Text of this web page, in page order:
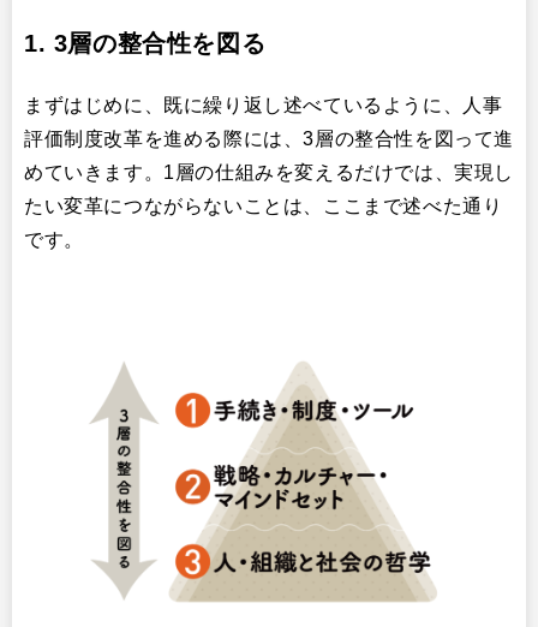
1. 3層の整合性を図る
まずはじめに、既に繰り返し述べているように、人事
評価制度改革を進める際には、3層の整合性を図って進
めていきます。1層の仕組みを変えるだけでは、実現し
たい変革につながらないことは、ここまで述べた通り
です。